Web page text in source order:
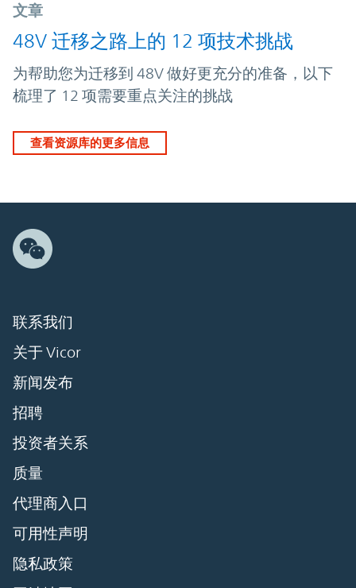
文章
48V 迁移之路上的 12 项技术挑战
为帮助您为迁移到 48V 做好更充分的准备，以下
梳理了 12 项需要重点关注的挑战
查看资源库的更多信息
联系我们
关于 Vicor
新闻发布
招聘
投资者关系
质量
代理商入口
可用性声明
隐私政策